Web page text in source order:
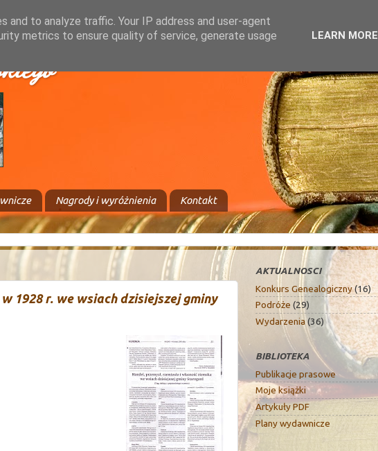
Nagrody i wyróżnienia Kontakt
1928 r. we wsiach dzisiejszej gminy
AKTUALNOSCI
Konkurs Genealogiczny(16)
Podróże (29)
Wydarzenia(36)
BIBLIOTEKA
Publikacje prasowe
Moje książki
Artykuły PDF
Plany wydawnicze
to analyze traffic. Your IP address and user-agent
metrics to ensure quality of service, generate usage
LEARN MORE